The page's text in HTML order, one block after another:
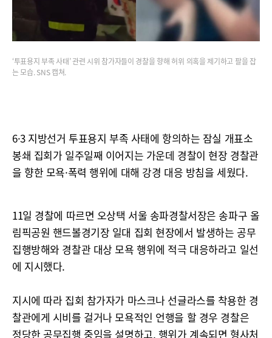
‘투표용지 부족 사태’ 관련 시위 참가자들이 경찰을 향해 허위 의혹을 제기하고 팔을 잡
는 모습. SNS 캡쳐.
6·3 지방선거 투표용지 부족 사태에 항의하는 잠실 개표소
봉쇄 집회가 일주일째 이어지는 가운데 경찰이 현장 경찰관
을 향한 모욕·폭력 행위에 대해 강경 대응 방침을 세웠다.
11일 경찰에 따르면 오상택 서울 송파경찰서장은 송파구 올
림픽공원 핸드볼경기장 일대 집회 현장에서 발생하는 공무
집행방해와 경찰관 대상 모욕 행위에 적극 대응하라고 일선
에 지시했다.
지시에 따라 집회 참가자가 마스크나 선글라스를 착용한 경
찰관에게 시비를 걸거나 모욕적인 언행을 할 경우 경찰은
정당한 공무집행 중임을 설명하고, 행위가 계속되면 형사처